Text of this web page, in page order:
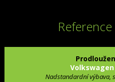
Reference
Nadstandardní výbava,